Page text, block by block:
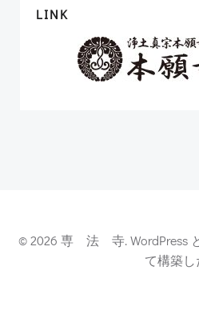
LINK
© 2026 専 法 寺. WordPress
て構築し